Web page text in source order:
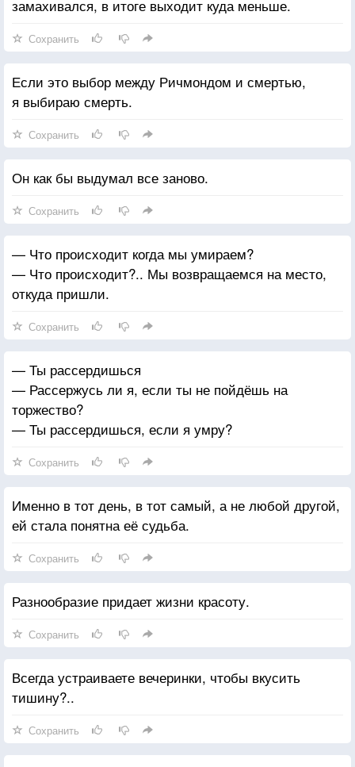
замахивался, в итоге выходит куда меньше.
Сохранить
Если это выбор между Ричмондом и смертью,
я выбираю смерть.
Сохранить
Он как бы выдумал все заново.
Сохранить
— Что происходит когда мы умираем?
— Что происходит?.. Мы возвращаемся на место,
откуда пришли.
Сохранить
— Ты рассердишься
— Рассержусь ли я, если ты не пойдёшь на
торжество?
— Ты рассердишься, если я умру?
Сохранить
Именно в тот день, в тот самый, а не любой другой,
ей стала понятна её судьба.
Сохранить
Разнообразие придает жизни красоту.
Сохранить
Всегда устраиваете вечеринки, чтобы вкусить
тишину?..
Сохранить